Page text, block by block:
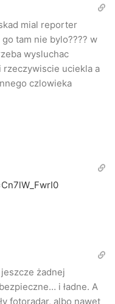
wypadku.
mial reporter
tam nie bylo???? w
wysluchac
rzeczywiscie uciekla a
czlowieka
żadnej
i ładne. A
fotoradar, albo nawet